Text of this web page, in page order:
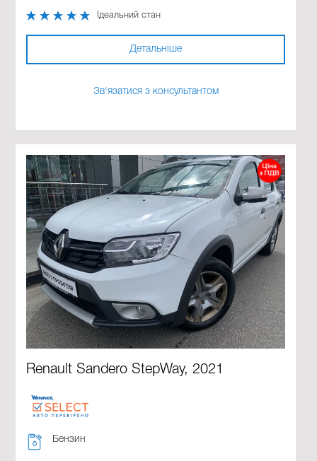
Ідеальний стан
Детальніше
Зв'язатися з консультантом
Renault Sandero StepWay, 2021
Бензин